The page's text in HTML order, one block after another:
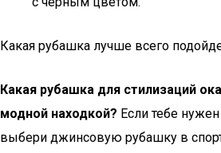
Какая рубашка лучше всего
Какая рубашка для стилизаций
модной находкой? Если тебе
выбери джинсовую рубашку в